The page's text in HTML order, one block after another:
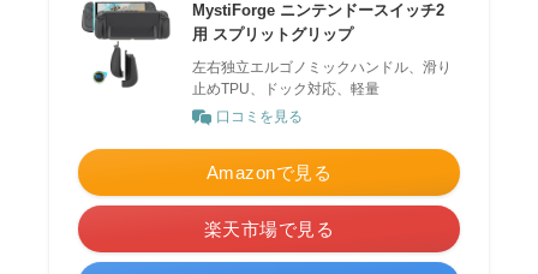
MystiForge ニンテンドースイッチ2
用 スプリットグリップ
左右独立エルゴノミックハンドル、滑り
止めTPU、ドック対応、軽量
口コミを見る
Amazonで見る
楽天市場で見る